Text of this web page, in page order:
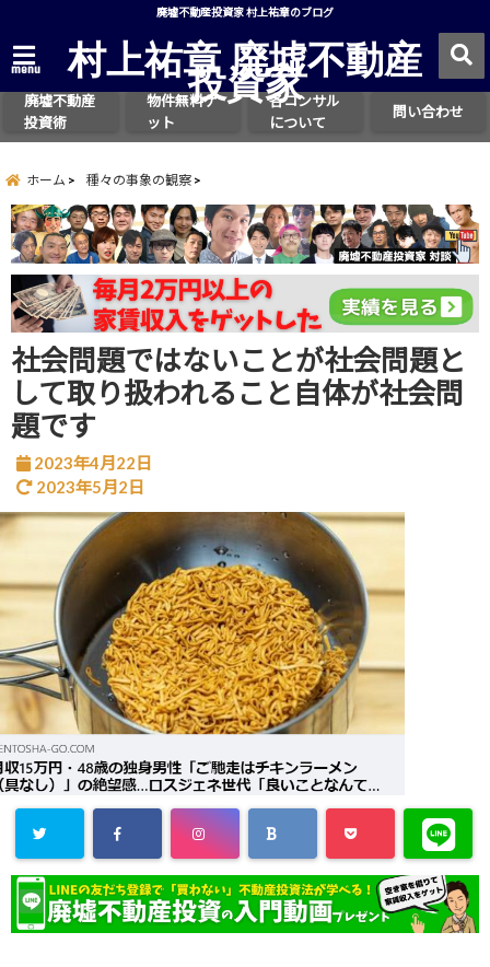
廃墟不動産投資家 村上祐章のブログ
menu 村上祐章 廃墟不動産
投資家
廃墟不動産
投資術
物件無料ゲ
ット
各コンサル
について
問い合わせ
ホーム 種々の事象の観察
社会問題ではないことが社会問題と
して取り扱われること自体が社会問
題です
2023年4月22日
2023年5月2日